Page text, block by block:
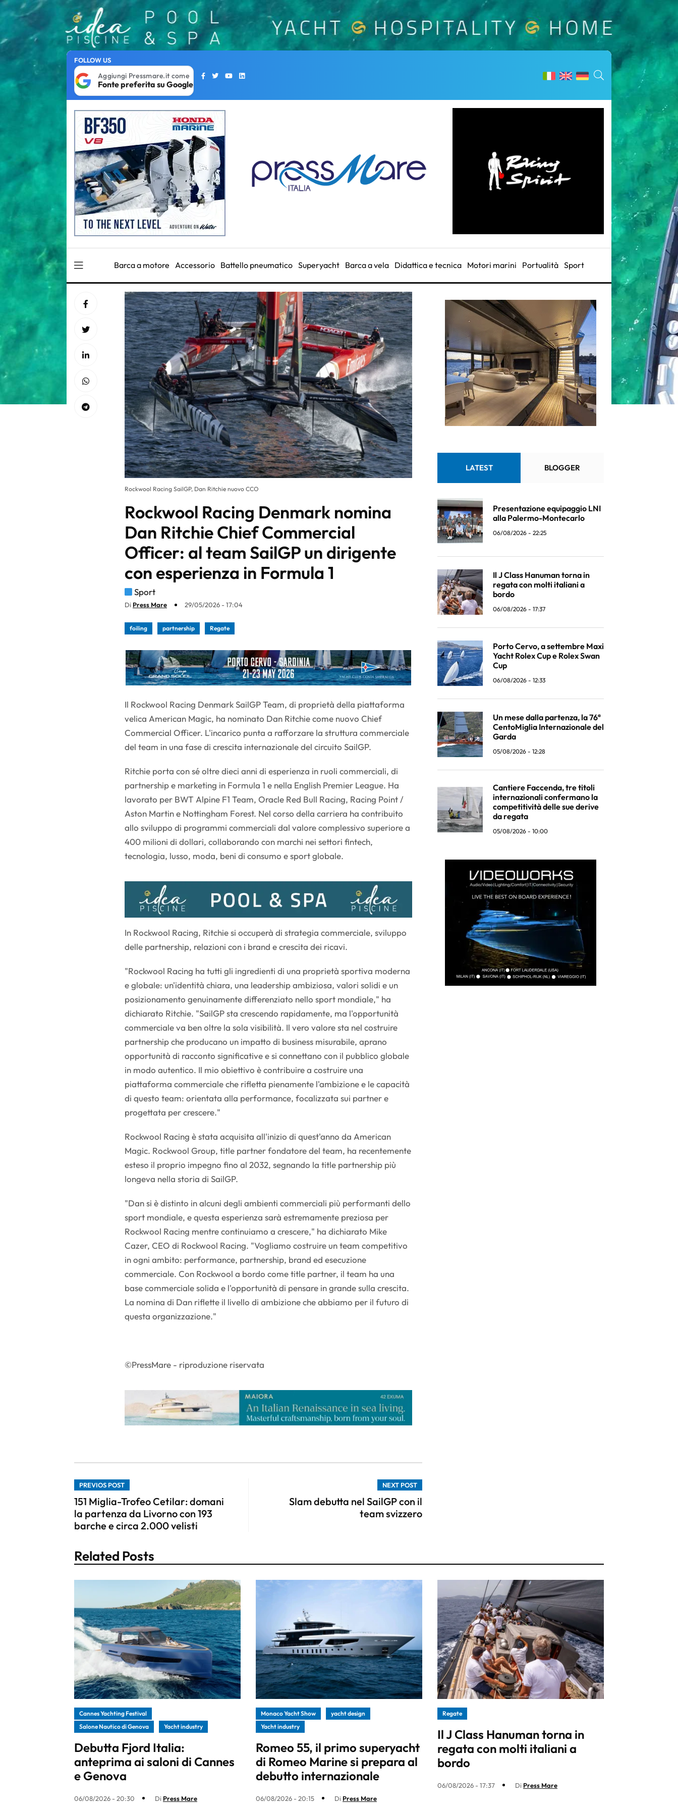
FOLLOW US
Aggiungi Pressmare.it come
Fonte preferita su Google
Barca a motore Accessorio Battello pneumatico Superyacht Barca a vela Didattica e tecnica Motori marini Portualità Sport
Rockwool Racing SailGP, Dan Ritchie nuovo CCO
Rockwool Racing Denmark nomina
Dan Ritchie Chief Commercial
Officer: al team SailGP un dirigente
con esperienza in Formula 1
Sport
Di Press Mare 29/05/2026 - 17:04
foiling partnership Regate
Il Rockwool Racing Denmark SailGP Team, di proprietà della piattaforma
velica American Magic, ha nominato Dan Ritchie come nuovo Chief
Commercial Officer. L'incarico punta a rafforzare la struttura commerciale
del team in una fase di crescita internazionale del circuito SailGP.
Ritchie porta con sé oltre dieci anni di esperienza in ruoli commerciali, di
partnership e marketing in Formula 1 e nella English Premier League. Ha
lavorato per BWT Alpine F1 Team, Oracle Red Bull Racing, Racing Point /
Aston Martin e Nottingham Forest. Nel corso della carriera ha contribuito
allo sviluppo di programmi commerciali dal valore complessivo superiore a
400 milioni di dollari, collaborando con marchi nei settori fintech,
tecnologia, lusso, moda, beni di consumo e sport globale.
In Rockwool Racing, Ritchie si occuperà di strategia commerciale, sviluppo
delle partnership, relazioni con i brand e crescita dei ricavi.
"Rockwool Racing ha tutti gli ingredienti di una proprietà sportiva moderna
e globale: un'identità chiara, una leadership ambiziosa, valori solidi e un
posizionamento genuinamente differenziato nello sport mondiale," ha
dichiarato Ritchie. "SailGP sta crescendo rapidamente, ma l'opportunità
commerciale va ben oltre la sola visibilità. Il vero valore sta nel costruire
partnership che producano un impatto di business misurabile, aprano
opportunità di racconto significative e si connettano con il pubblico globale
in modo autentico. Il mio obiettivo è contribuire a costruire una
piattaforma commerciale che rifletta pienamente l'ambizione e le capacità
di questo team: orientata alla performance, focalizzata sui partner e
progettata per crescere."
Rockwool Racing è stata acquisita all'inizio di quest'anno da American
Magic. Rockwool Group, title partner fondatore del team, ha recentemente
esteso il proprio impegno fino al 2032, segnando la title partnership più
longeva nella storia di SailGP.
"Dan si è distinto in alcuni degli ambienti commerciali più performanti dello
sport mondiale, e questa esperienza sarà estremamente preziosa per
Rockwool Racing mentre continuiamo a crescere," ha dichiarato Mike
Cazer, CEO di Rockwool Racing. "Vogliamo costruire un team competitivo
in ogni ambito: performance, partnership, brand ed esecuzione
commerciale. Con Rockwool a bordo come title partner, il team ha una
base commerciale solida e l'opportunità di pensare in grande sulla crescita.
La nomina di Dan riflette il livello di ambizione che abbiamo per il futuro di
questa organizzazione."
©PressMare - riproduzione riservata
PREVIOS POST
151 Miglia-Trofeo Cetilar: domani
la partenza da Livorno con 193
barche e circa 2.000 velisti
NEXT POST
Slam debutta nel SailGP con il
team svizzero
LATEST BLOGGER
Presentazione equipaggio LNI
alla Palermo-Montecarlo
06/08/2026 - 22:25
Il J Class Hanuman torna in
regata con molti italiani a
bordo
06/08/2026 - 17:37
Porto Cervo, a settembre Maxi
Yacht Rolex Cup e Rolex Swan
Cup
06/08/2026 - 12:33
Un mese dalla partenza, la 76ª
CentoMiglia Internazionale del
Garda
05/08/2026 - 12:28
Cantiere Faccenda, tre titoli
internazionali confermano la
competitività delle sue derive
da regata
05/08/2026 - 10:00
Related Posts
Cannes Yachting Festival
Salone Nautico di Genova
Yacht industry
Debutta Fjord Italia:
anteprima ai saloni di Cannes
e Genova
06/08/2026 - 20:30 Di Press Mare
Monaco Yacht Show
yacht design
Yacht industry
Romeo 55, il primo superyacht
di Romeo Marine si prepara al
debutto internazionale
06/08/2026 - 20:15 Di Press Mare
Regate
Il J Class Hanuman torna in
regata con molti italiani a
bordo
06/08/2026 - 17:37 Di Press Mare